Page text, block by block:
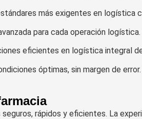
más exigentes en logística
para cada operación logística.
eficientes en logística integral
óptimas, sin margen de error.
rápidos y eficientes. La